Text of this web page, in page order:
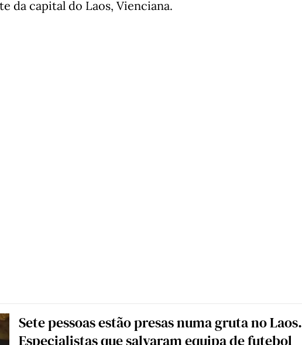
da capital do Laos, Vienciana.
Sete pessoas estão presas numa gruta no Laos.
Especialistas que salvaram equipa de futebol